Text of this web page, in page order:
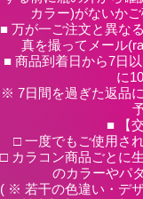
カラー)がないか
■ 万が一ご注文と異な
真を撮ってメール
■ 商品到着日から7日
に
※ 7日間を過ぎた返品
■ 【
□ 一度でもご使用さ
□ カラコン商品ごとに
のカラーやパ
( ※ 若干の色違い・デ